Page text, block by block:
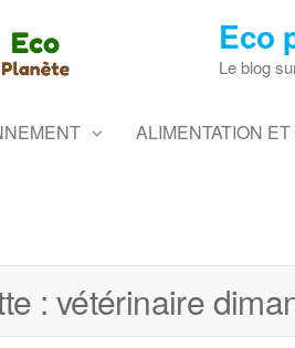
Eco
Le blog
ALIMENTATION
: vétérinaire